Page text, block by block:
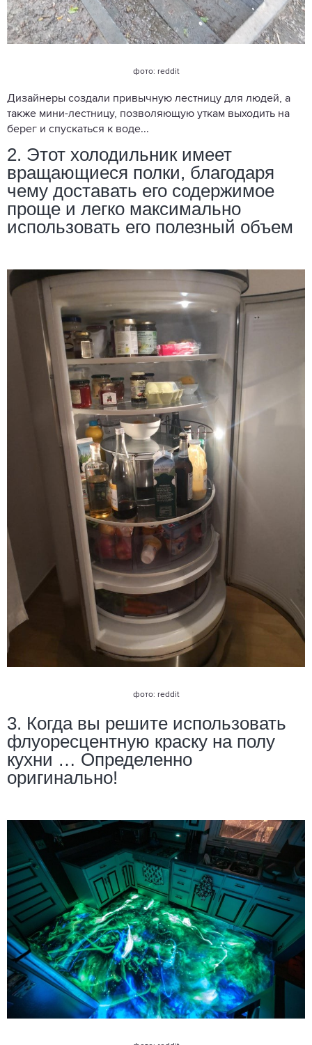
фото: reddit
Дизайнеры создали привычную лестницу для людей, а
также мини-лестницу, позволяющую уткам выходить на
берег и спускаться к воде...
2. Этот холодильник имеет
вращающиеся полки, благодаря
чему доставать его содержимое
проще и легко максимально
использовать его полезный объем
фото: reddit
3. Когда вы решите использовать
флуоресцентную краску на полу
кухни … Определенно
оригинально!